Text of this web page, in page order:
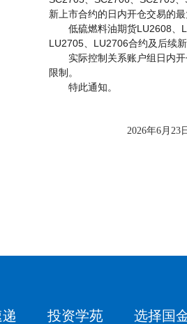
新上市合约的日内开仓交易的
低硫燃料油期货LU2608、
LU2705、 LU2706合约及后续
实际控制关系账户组日内
限制。
特此通知。
2026年6月23
投资学苑 选择国